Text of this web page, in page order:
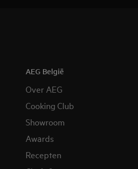
AEG België
Over AEG
Cooking Club
Showroom
Awards
Recepten